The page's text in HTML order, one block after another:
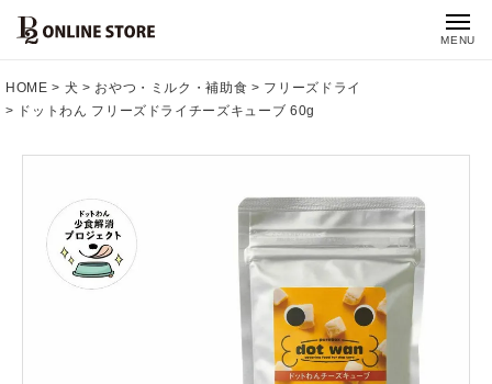
MENU
HOME 犬 おやつ・ミルク・補助食
フリーズドライ
ドットわん フリーズドライチーズキューブ 60g